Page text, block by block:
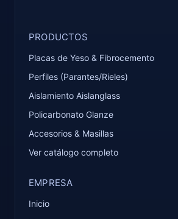
PRODUCTOS
Placas de Yeso & Fibrocemento
Perfiles (Parantes/Rieles)
Aislamiento Aislanglass
Policarbonato Glanze
Accesorios & Masillas
Ver catálogo completo
EMPRESA
Inicio